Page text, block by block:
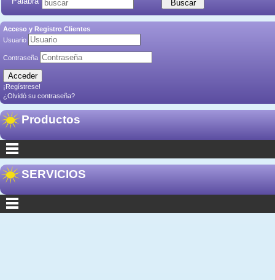
Acceso y Registro Clientes
Usuario
Contraseña
¡Regístrese!
¿Olvidó su contraseña?
Productos
SERVICIOS